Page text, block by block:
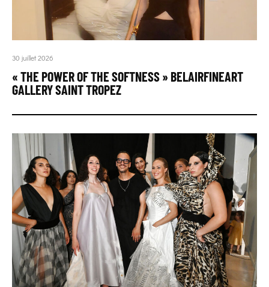
30 juillet 2026
« THE POWER OF THE SOFTNESS » BELAIRFINEART
GALLERY SAINT TROPEZ